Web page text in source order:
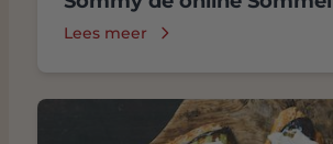
Lees meer